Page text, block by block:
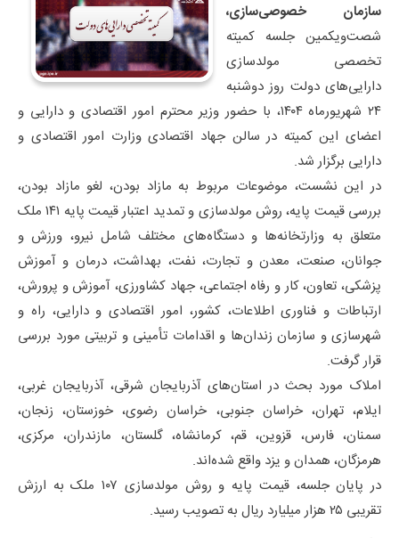
سازمان خصوصی‌سازی،
شصت‌ویکمین جلسه کمیته
تخصصی مولدسازی
دارایی‌های دولت روز دوشنبه
۲۴ شهریورماه ۱۴۰۴، با حضور وزیر محترم امور اقتصادی و دارایی و
اعضای این کمیته در سالن جهاد اقتصادی وزارت امور اقتصادی و
دارایی برگزار شد.
در این نشست، موضوعات مربوط به مازاد بودن، لغو مازاد بودن،
بررسی قیمت پایه، روش مولدسازی و تمدید اعتبار قیمت پایه ۱۴۱ ملک
متعلق به وزارتخانه‌ها و دستگاه‌های مختلف شامل نیرو، ورزش و
جوانان، صنعت، معدن و تجارت، نفت، بهداشت، درمان و آموزش
پزشکی، تعاون، کار و رفاه اجتماعی، جهاد کشاورزی، آموزش و پرورش،
ارتباطات و فناوری اطلاعات، کشور، امور اقتصادی و دارایی، راه و
شهرسازی و سازمان زندان‌ها و اقدامات تأمینی و تربیتی مورد بررسی
قرار گرفت.
املاک مورد بحث در استان‌های آذربایجان شرقی، آذربایجان غربی،
ایلام، تهران، خراسان جنوبی، خراسان رضوی، خوزستان، زنجان،
سمنان، فارس، قزوین، قم، کرمانشاه، گلستان، مازندران، مرکزی،
هرمزگان، همدان و یزد واقع شده‌اند.
در پایان جلسه، قیمت پایه و روش مولدسازی ۱۰۷ ملک به ارزش
تقریبی ۲۵ هزار میلیارد ریال به تصویب رسید.